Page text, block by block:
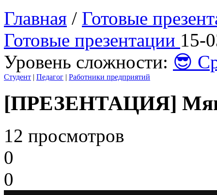
Главная / Готовые
Готовые презентации 15-
Уровень сложности: 😎
Студент | Педагог | Работники предприятий
[ПРЕЗЕНТАЦИЯ]
12 просмотров
0
0